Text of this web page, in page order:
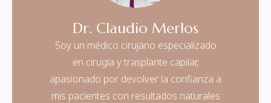
Dr. Claudio Merlos
Soy un médico cirujano especializado
en cirugía y trasplante capilar,
apasionado por devolver la confianza a
mis pacientes con resultados naturales